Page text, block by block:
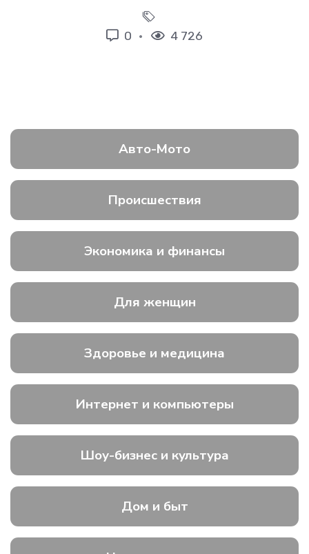
0 4 726
Авто-Мото
Происшествия
Экономика и финансы
Для женщин
Здоровье и медицина
Интернет и компьютеры
Шоу-бизнес и культура
Дом и быт